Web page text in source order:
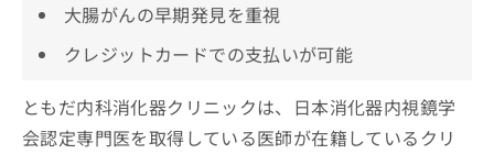
大腸がんの早期発見を重視
クレジットカードでの支払いが可能
ともだ内科消化器クリニックは、日本消化器内視鏡学
会認定専門医を取得している医師が在籍しているクリ